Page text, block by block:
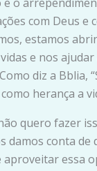
e o
com Deus e
estamos
e nos
diz a Bblia,
herança a
quero fazer
damos conta
essa